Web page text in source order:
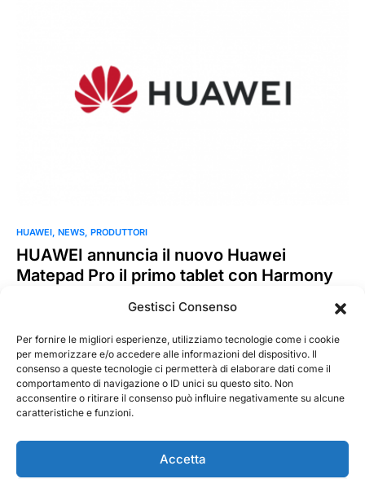
Gestisci Consenso
Per fornire le migliori esperienze, utilizziamo tecnologie come i cookie
per memorizzare e/o accedere alle informazioni del dispositivo. Il
consenso a queste tecnologie ci permetterà di elaborare dati come il
comportamento di navigazione o ID unici su questo sito. Non
acconsentire o ritirare il consenso può influire negativamente su alcune
caratteristiche e funzioni.
Accetta
HUAWEI NEWS PRODUTTORI
HUAWEI annuncia il nuovo Huawei
Matepad Pro il primo tablet con Harmony
oggi HUAWEI MatePad Pro, il primo tablet a supportare il…
MarKusss
3 Giugno 2021
Leggi tutto